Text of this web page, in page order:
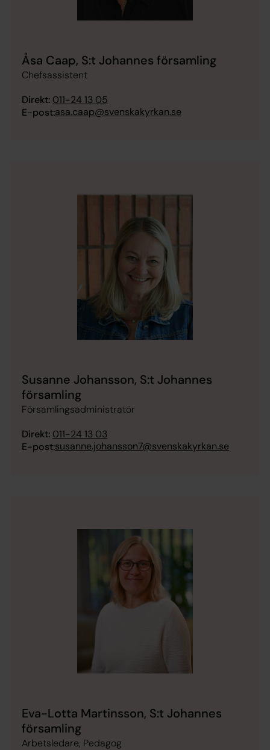
Åsa Caap, S:t Johannes församling
Chefsassistent
Direkt: 011-24 13 05
E-post:asa.caap@svenskakyrkan.se
Susanne Johansson, S:t Johannes
församling
Församlingsadministratör
Direkt: 011-24 13 03
E-post:susanne.johansson7@svenskakyrkan.se
Eva-Lotta Martinsson, S:t Johannes
församling
Arbetsledare, Pedagog